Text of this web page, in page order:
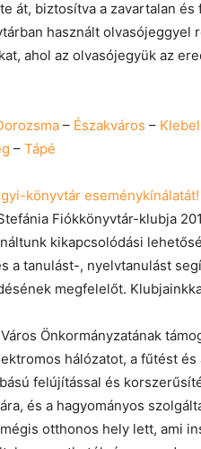
át, biztosítva a zavartalan
használt
ahol az olvasójegyük az
– Északváros –
– Tápé
könyvtár eseménykínálatát!
Fiókkönyvtár-klubja
kikapcsolódási
a tanulást-, nyelvtanulást
megfelelőt.
Önkormányzatának
hálózatot, a fűtést
felújítással és
és a hagyományos
otthonos hely lett, ami